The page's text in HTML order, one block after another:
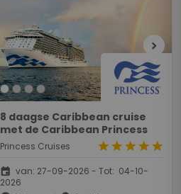
chevron_right
8 daagse Caribbean cruise
met de Caribbean Princess
Princess Cruises starstarstarstarstar
event van: 27-09-2026 - Tot: 04-10-
2026